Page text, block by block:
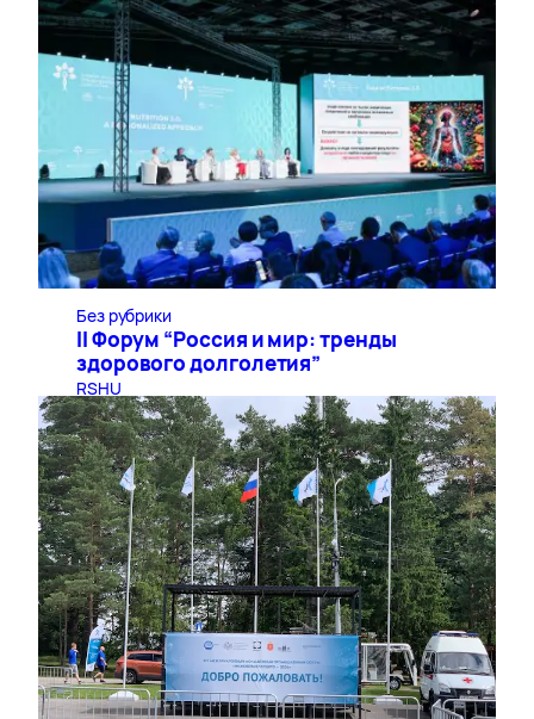
Без рубрики
II Форум “Россия и мир: тренды
здорового долголетия”
RSHU